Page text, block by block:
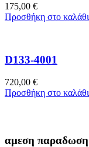
175,00 €
Προσθήκη στο καλάθι
D133-4001
720,00 €
Προσθήκη στο καλάθι
αμεση παραδωση